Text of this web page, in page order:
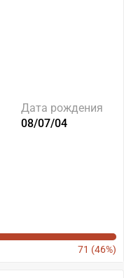
Дата рождения
08/07/04
71 (46%)